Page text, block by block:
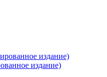
издание)